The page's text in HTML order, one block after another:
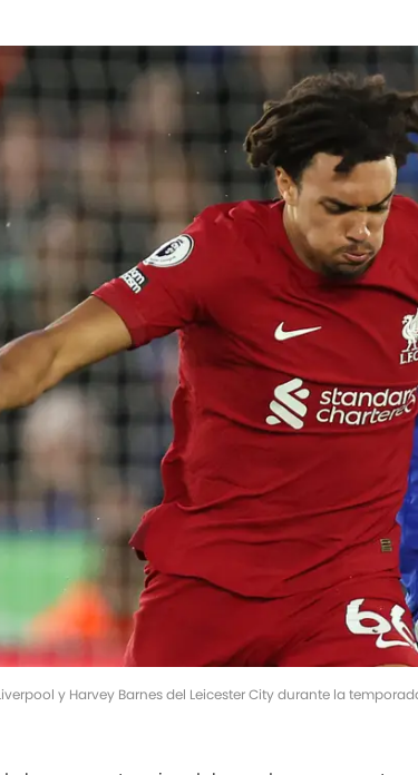
y Harvey Barnes del Leicester City durante la